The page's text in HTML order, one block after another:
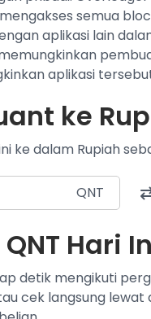
semua
aplikasi lain
aplikasi
ke
ke dalam Rupiah
QNT
Hari
detik mengikuti
cek langsung